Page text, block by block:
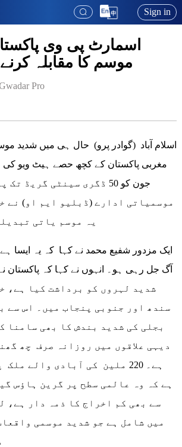
Sign in
اسمارٹ پی وی
موسم کا مقابلہ
Pro
اسلام آباد (گوادر پرو) حال ہی میں شدید
جون کو 50 ڈگری سینٹی
موسمیاتی ادارے (ڈبلیو ایم او) نے
ایک مزدور شفیع محمد نے کہا کہ یہ
شدید لہروں کو برداشت کیا ہے،
سندھ اور جنوبی پنجاب میں۔ اس سے
بجلی کی شدید بندش کا بھی سامنا
دیہی علاقوں میں روزانہ صرف چھ
ہے۔ 220 ملین کی آبادی والے
ہے کہ وہ عالمی سطح پر گرین ہاؤس
سے بھی کم اخراج کا ذمہ دار ہے،
میں شامل ہے جو شدید موسمی